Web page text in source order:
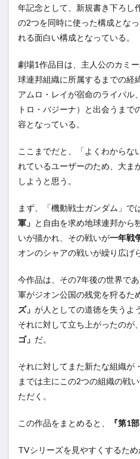
年記念として、新規書き下ろし
の2つを同時に使った構成とな
れる面白い構成となっている。
劇場1作品目は、主人公のカミ
球連邦組織に所属するまでの経
アムロ・レイが宿命のライバル
トロ・バジーナ）と出会うま
容となっている。
ここまでだと、「よくわからな
れているユーザーのため、大ま
しようと思う。
まず、「機動戦士ガンダム」で
軍」 と自由を求め地球連邦から
いが描かれ、その戦いが一年戦
オンのシャアの戦いが繰り広げ
今作品は、その7年後の世界で
軍がジオン公国の残党を狩るた
ズ」 が人としての道徳を失うよ
それに対して立ち上がったのが
ゴ」 だ。
それに対してまた新たな組織が
までは主にこの2つの組織の戦
ただく。
この作品をまとめると、 『第1
TVシリーズを見やすくするた